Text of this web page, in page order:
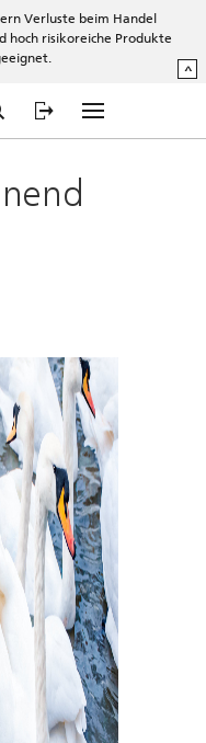
Verluste beim Handel
risikoreiche Produkte
^